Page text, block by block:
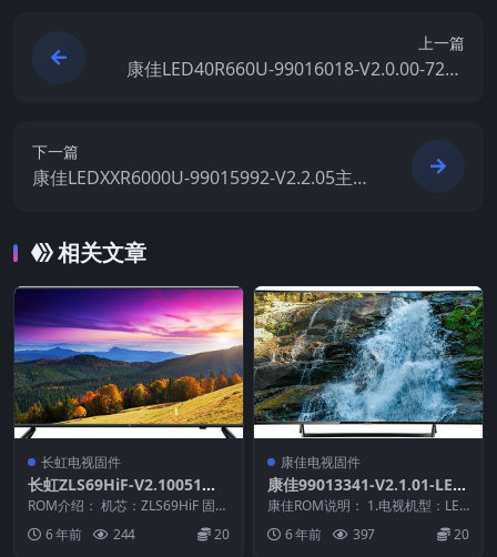
上一篇
康佳LED40R660U-99016018-V2.0.00-7200
下一篇
康佳LEDXXR6000U-99015992-V2.2.05主程
相关文章
长虹电视固件
长虹ZLS69HiF-V2.10051整
机原厂刷机固件下载
ROM介绍： 机芯：ZLS69HiF 固件
版本：V2.10051 适用机型：请
以...6 年前 244 20
康佳电视固件
康佳99013341-V2.1.01-LED
50X1800A-72000545YT-201
41208原厂系统刷机电视固件
包下载
康佳ROM说明： 1.电视机型：LED
50X1800A 2.物料号：990133...
6 年前 397 20